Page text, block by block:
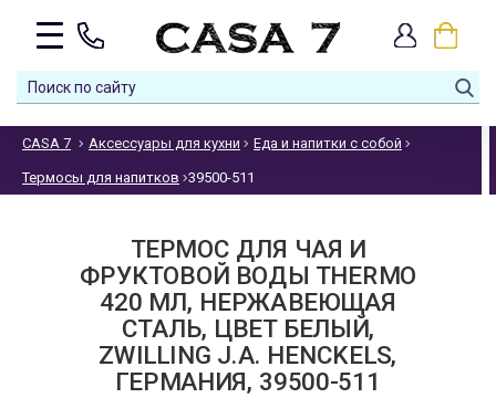
CASA 7 Аксессуары для кухни Еда и напитки с собой
Термосы для напитков 39500-511
ТЕРМОС ДЛЯ ЧАЯ И
ФРУКТОВОЙ ВОДЫ THERMO
420 МЛ, НЕРЖАВЕЮЩАЯ
СТАЛЬ, ЦВЕТ БЕЛЫЙ,
ZWILLING J.A. HENCKELS,
ГЕРМАНИЯ, 39500-511